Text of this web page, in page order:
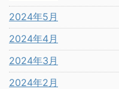
2024年5月
2024年4月
2024年3月
2024年2月